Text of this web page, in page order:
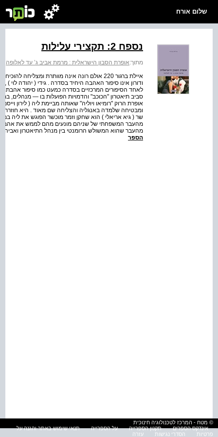
שלום אורח
נספח 2: תקצירי עלילות
מתוך:אופרת הסבון הישראלית : מרמת אביב ג’ עד לאלופה
איילת ברגור 220 אולם רונה אינה מוותרת
ודורון אינו סיפור האהבה היחיד בסדרה . גידי ( יהודה
סביב תיאטרון "הכוכב" והדמויות הפועלות בו —
אופרת הרוק "רומיאו ויוליה" שאותה מביימת ליה ( לירון
ומבטיחה שלמדה באנגליה והצליחה שם מאוד . היא חוזרת
שר ( גיא אריאלי ) הוא שחקן וזמר מוכשר הפוגש את ליה
מהעבר המשפחתי של שניהם מונעים מהם לממש את אהבתם
מהעבר שהוא המשולש הרומנטי בין מנהל התיאטרון ואביה
הספר
© מטח - המרכז לטכנולוגיה חינוכית
אינדקס הספרים
תקנון הספרייה על הספרייה
תנאי שימוש באתר והגנה על
פרטיות
הסדרי נגישות עזרה